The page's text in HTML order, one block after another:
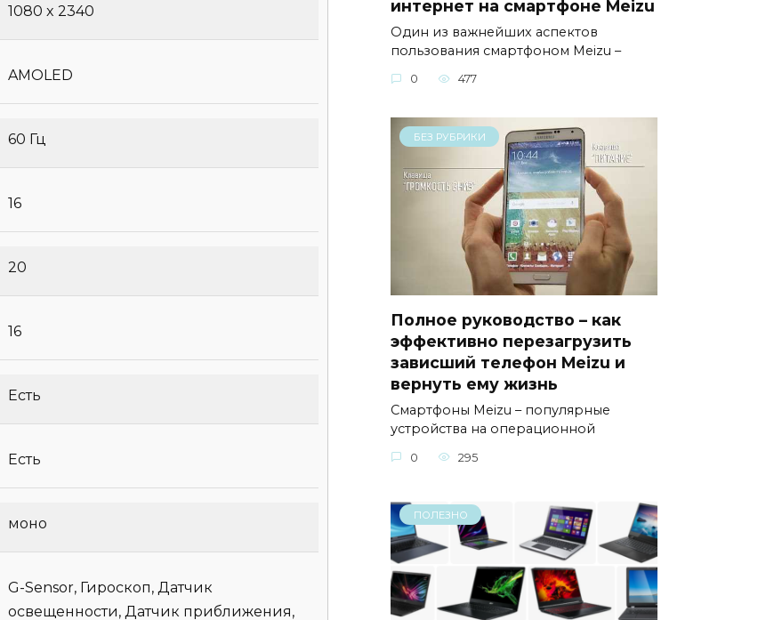
1080 x 2340
AMOLED
60 Гц
16
20
16
Есть
Есть
моно
G-Sensor, Гироскоп, Датчик
освещенности, Датчик приближения,
интернет на смартфоне Meizu
Один из важнейших аспектов
пользования смартфоном Meizu –
0 477
БЕЗ РУБРИКИ
Полное руководство – как
эффективно перезагрузить
зависший телефон Meizu и
вернуть ему жизнь
Смартфоны Meizu – популярные
устройства на операционной
0 295
ПОЛЕЗНО